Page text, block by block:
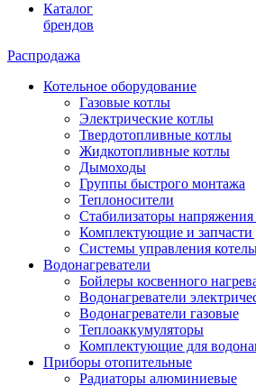
Каталог
брендов
Распродажа
Котельное оборудование
Газовые котлы
Электрические котлы
Твердотопливные котлы
Жидкотопливные котлы
Дымоходы
Группы быстрого монтажа
Теплоносители
Стабилизаторы
Комплектующие и запчасти
Системы управления
Водонагреватели
Бойлеры косвенного
Водонагреватели
Водонагреватели газовые
Теплоаккумуляторы
Комплектующие для
Приборы отопительные
Радиаторы алюминиевые